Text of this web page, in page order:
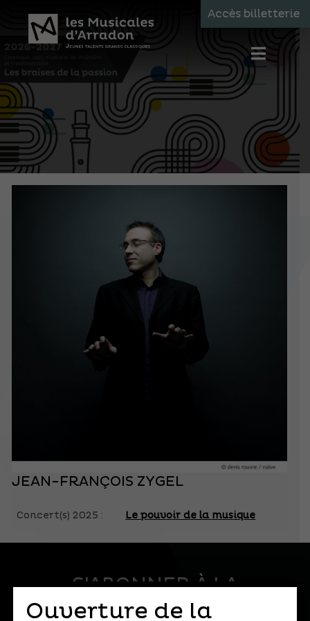
Accès billetterie
JEAN-FRANÇOIS ZYGEL
Concert(s) 2025 : Le pouvoir de la musique
S'ABONNER À LA
NEWSLETTER
Ouverture de la